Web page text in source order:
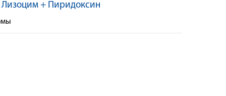
Лизоцим + Пиридоксин